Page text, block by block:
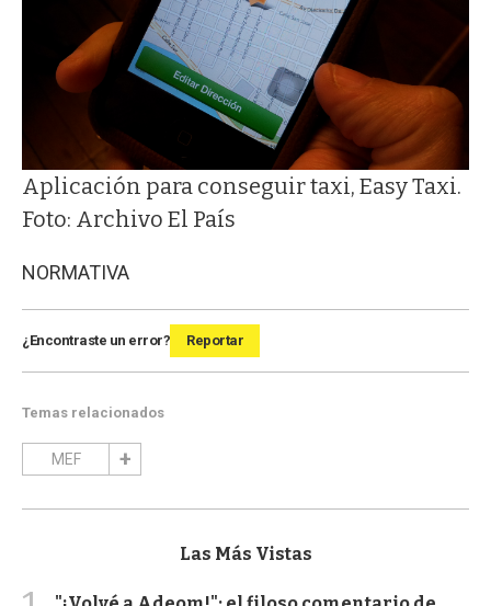
Aplicación para conseguir taxi, Easy Taxi.
Foto: Archivo El País
NORMATIVA
¿Encontraste un error? Reportar
Temas relacionados
MEF
Las Más Vistas